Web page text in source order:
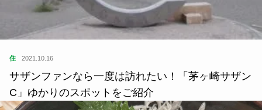
住 2021.10.16
サザンファンなら一度は訪れたい！「茅ヶ崎サザン
C」ゆかりのスポットをご紹介